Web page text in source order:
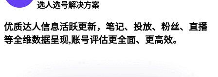
选人选号解决方案
优质达人信息活跃更新，笔记、投放、粉丝、直播
等全维数据呈现,账号评估更全面、更高效。